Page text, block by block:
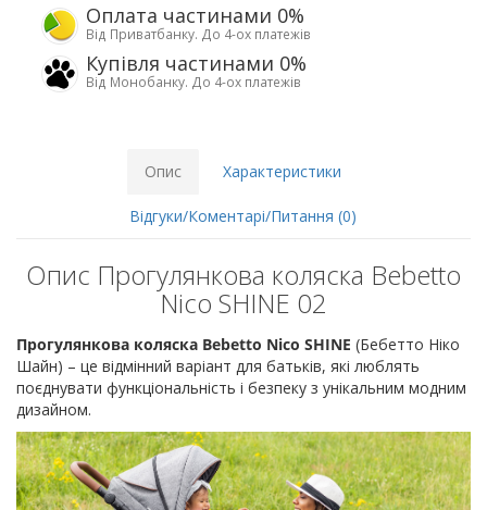
Оплата частинами 0%
Від Приватбанку. До 4-ох платежів
Купівля частинами 0%
Від Монобанку. До 4-ох платежів
Опис Характеристики
Відгуки/Коментарі/Питання (0)
Опис Прогулянкова коляска Bebetto
Nico SHINE 02
Прогулянкова коляска Bebetto Nico SHINE (Бебетто Ніко
Шайн) – це відмінний варіант для батьків, які люблять
поєднувати функціональність і безпеку з унікальним модним
дизайном.